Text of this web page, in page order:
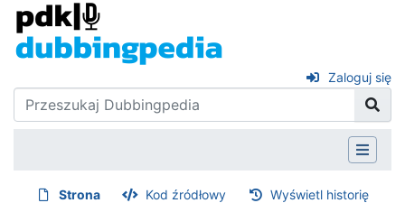
Zaloguj się
Strona Kod źródłowy Wyświetl historię